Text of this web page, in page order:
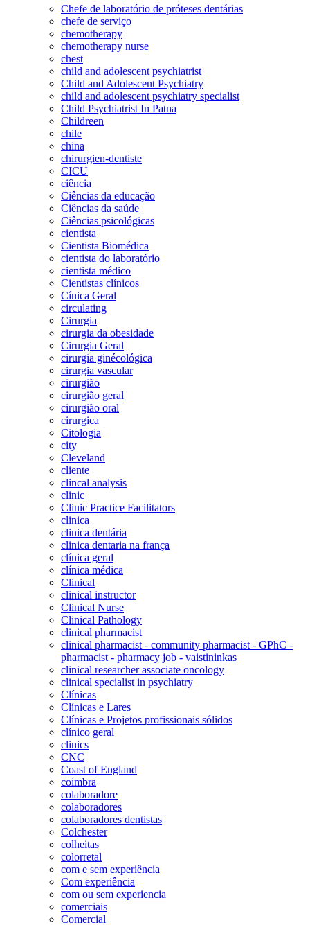
Chefe de laboratório de próteses dentárias
chefe de serviço
chemotherapy
chemotherapy nurse
chest
child and adolescent psychiatrist
Child and Adolescent Psychiatry
child and adolescent psychiatry specialist
Child Psychiatrist In Patna
Childreen
chile
china
chirurgien-dentiste
CICU
ciência
Ciências da educação
Ciências da saúde
Ciências psicológicas
cientista
Cientista Biomédica
cientista do laboratório
cientista médico
Cientistas clínicos
Cínica Geral
circulating
Cirurgia
cirurgia da obesidade
Cirurgia Geral
cirurgia ginécológica
cirurgia vascular
cirurgião
cirurgião geral
cirurgião oral
cirurgica
Citologia
city
Cleveland
cliente
clincal analysis
clinic
Clinic Practice Facilitators
clinica
clinica dentária
clinica dentaria na frança
clínica geral
clínica médica
Clinical
clinical instructor
Clinical Nurse
Clinical Pathology
clinical pharmacist
clinical pharmacist - community pharmacist - GPhC -
pharmacist - pharmacy job - vaistininkas
clinical researcher associate oncology
clinical specialist in psychiatry
Clínicas
Clínicas e Lares
Clínicas e Projetos profissionais sólidos
clínico geral
clinics
CNC
Coast of England
coimbra
colaboradore
colaboradores
colaboradores dentistas
Colchester
colheitas
colorretal
com e sem experiência
Com experiência
com ou sem experiencia
comerciais
Comercial